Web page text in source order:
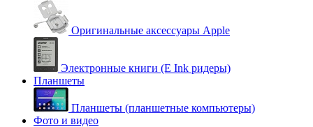
Оригинальные аксессуары Apple
Электронные книги (E Ink ридеры)
Планшеты
Планшеты (планшетные компьютеры)
Фото и видео